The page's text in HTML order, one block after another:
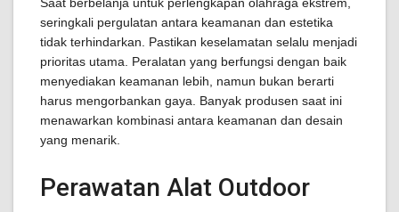
seringkali pergulatan antara keamanan dan estetika
tidak terhindarkan. Pastikan keselamatan selalu menjadi
prioritas utama. Peralatan yang berfungsi dengan baik
menyediakan keamanan lebih, namun bukan berarti
harus mengorbankan gaya. Banyak produsen saat ini
menawarkan kombinasi antara keamanan dan desain
yang menarik.
Perawatan Alat Outdoor